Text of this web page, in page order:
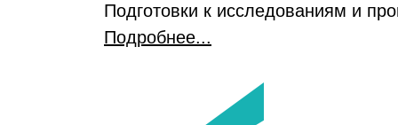
Подготовки к исследованиям и
Подробнее...